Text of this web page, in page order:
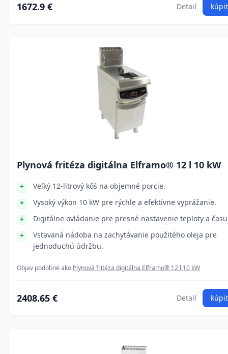
1672.9 € Detail kúpiť
Plynová fritéza digitálna Elframo® 12 l 10 kW
Veľký 12-litrový kôš na objemné porcie.
Vysoký výkon 10 kW pre rýchle a efektívne vyprážanie.
Digitálne ovládanie pre presné nastavenie teploty a
Vstavaná nádoba na zachytávanie použitého oleja pre
jednoduchú údržbu.
Objav podobné ako Plynová fritéza digitálna Elframo® 12 l 10 kW
2408.65 € Detail kúpiť